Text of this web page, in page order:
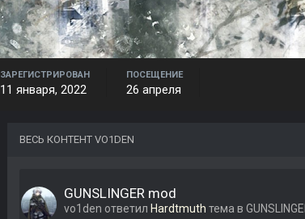
ЗАРЕГИСТРИРОВАН
11 января, 2022
ПОСЕЩЕНИЕ
26 апреля
ВЕСЬ КОНТЕНТ VO1DEN
GUNSLINGER mod
vo1den ответил Hardtmuth тема в